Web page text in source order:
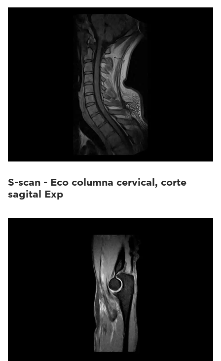
S-scan - Eco columna cervical, corte
sagital Exp